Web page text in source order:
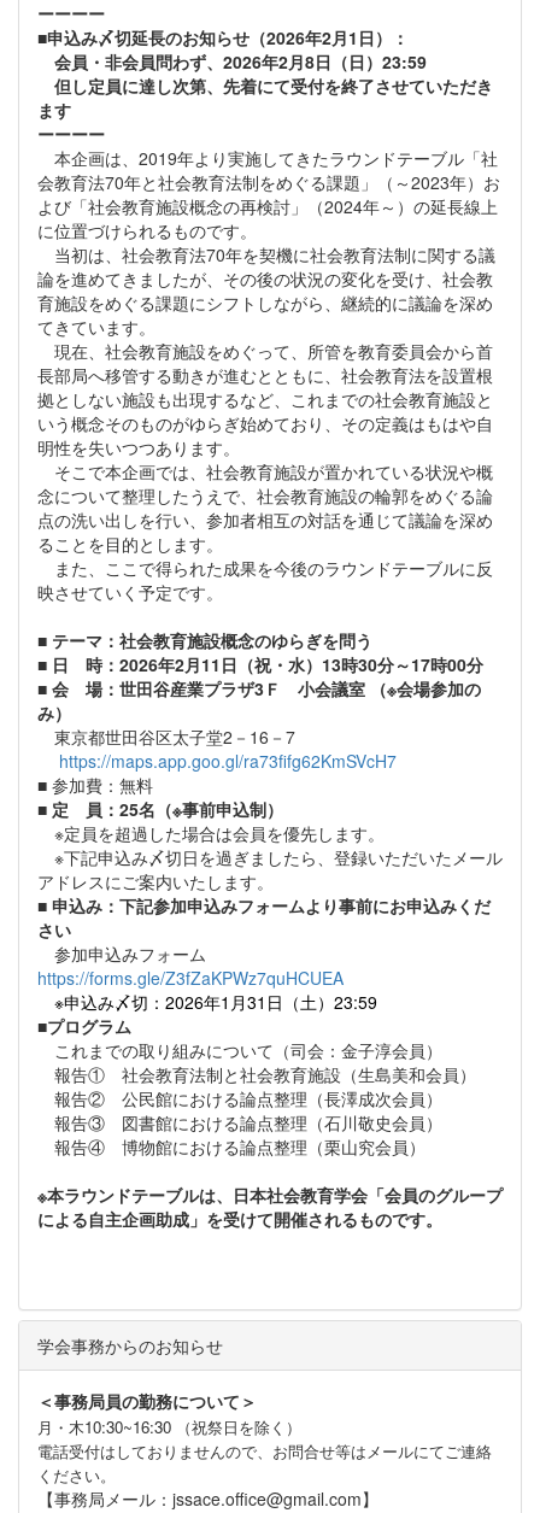
ーーーー
■申込み〆切延長のお知らせ（2026年2月1日）：
会員・非会員問わず、2026年2月8日（日）23:59
但し定員に達し次第、先着にて受付を終了させていただき
ます
ーーーー
本企画は、2019年より実施してきたラウンドテーブル「社
会教育法70年と社会教育法制をめぐる課題」（～2023年）お
よび「社会教育施設概念の再検討」（2024年～）の延長線上
に位置づけられるものです。
当初は、社会教育法70年を契機に社会教育法制に関する議
論を進めてきましたが、その後の状況の変化を受け、社会教
育施設をめぐる課題にシフトしながら、継続的に議論を深め
てきています。
現在、社会教育施設をめぐって、所管を教育委員会から首
長部局へ移管する動きが進むとともに、社会教育法を設置根
拠としない施設も出現するなど、これまでの社会教育施設と
いう概念そのものがゆらぎ始めており、その定義はもはや自
明性を失いつつあります。
そこで本企画では、社会教育施設が置かれている状況や概
念について整理したうえで、社会教育施設の輪郭をめぐる論
点の洗い出しを行い、参加者相互の対話を通じて議論を深め
ることを目的とします。
また、ここで得られた成果を今後のラウンドテーブルに反
映させていく予定です。
■ テーマ：社会教育施設概念のゆらぎを問う
■ 日 時：2026年2月11日（祝・水）13時30分～17時00分
■ 会 場：世田谷産業プラザ3Ｆ 小会議室
（※会場参加の
み）
東京都世田谷区太子堂2－16－7
https://maps.app.goo.gl/ra73fifg62KmSVcH7
■ 参加費：無料
■ 定 員：25名（※事前申込制）
※定員を超過した場合は会員を優先します。
※下記申込み〆切日を過ぎましたら、登録いただいたメール
アドレスにご案内いたします。
■ 申込み：下記参加申込みフォームより事前にお申込みくだ
さい
参加申込みフォーム
https://forms.gle/Z3fZaKPWz7quHCUEA
※申込み〆切：2026年1月31日（土）23:59
■プログラム
これまでの取り組みについて（司会：金子淳会員）
報告① 社会教育法制と社会教育施設（生島美和会員）
報告② 公民館における論点整理（長澤成次会員）
報告③ 図書館における論点整理（石川敬史会員）
報告④ 博物館における論点整理（栗山究会員）
※本ラウンドテーブルは、日本社会教育学会「会員のグループ
による自主企画助成」を受けて開催されるものです。
学会事務からのお知らせ
＜事務局員の勤務について＞
月・木10:30~16:30 （祝祭日を除く）
電話受付はしておりませんので、お問合せ等はメールにてご連絡
ください。
【事務局メール：jssace.office@gmail.com】